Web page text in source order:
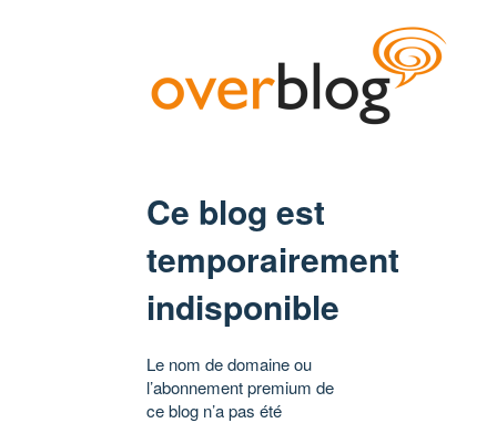
Ce blog est
temporairement
indisponible
Le nom de domaine ou
l’abonnement premium de
ce blog n’a pas été